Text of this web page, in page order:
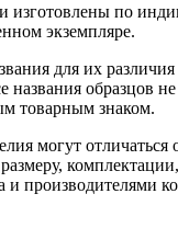
изготовлены по
экземпляре.
для их
названия образцов
товарным знаком.
могут отличаться
и производителями